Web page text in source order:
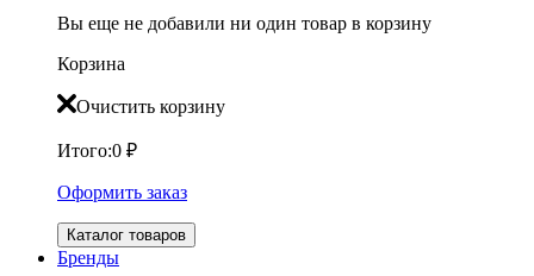
Вы еще не добавили ни один товар в корзину
Корзина
Очистить корзину
Итого:0 ₽
Оформить заказ
Каталог товаров
Бренды